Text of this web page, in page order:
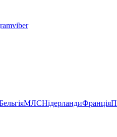
viber
МЛСНідерландиФранція